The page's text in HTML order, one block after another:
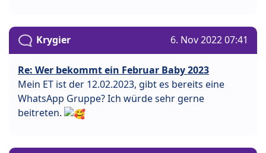
Krygier 6. Nov 2022 07:41
Re: Wer bekommt ein Februar Baby 2023
Mein ET ist der 12.02.2023, gibt es bereits eine
WhatsApp Gruppe? Ich würde sehr gerne
beitreten.